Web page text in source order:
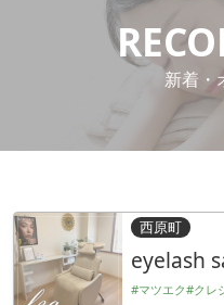
新着・
西原町
eyelash
#マツエク#クレ